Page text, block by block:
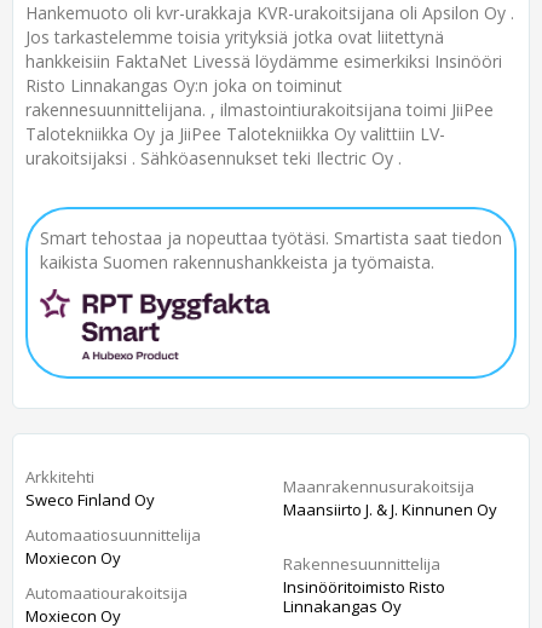
Hankemuoto oli kvr-urakkaja KVR-urakoitsijana oli Apsilon Oy .
Jos tarkastelemme toisia yrityksiä jotka ovat liitettynä
hankkeisiin FaktaNet Livessä löydämme esimerkiksi Insinööri
Risto Linnakangas Oy:n joka on toiminut
rakennesuunnittelijana. , ilmastointiurakoitsijana toimi JiiPee
Talotekniikka Oy ja JiiPee Talotekniikka Oy valittiin LV-
urakoitsijaksi . Sähköasennukset teki Ilectric Oy .
Smart tehostaa ja nopeuttaa työtäsi. Smartista saat tiedon
kaikista Suomen rakennushankkeista ja työmaista.
Arkkitehti
Sweco Finland Oy
Automaatiosuunnittelija
Moxiecon Oy
Automaatiourakoitsija
Moxiecon Oy
Maanrakennusurakoitsija
Maansiirto J. & J. Kinnunen Oy
Rakennesuunnittelija
Insinööritoimisto Risto
Linnakangas Oy